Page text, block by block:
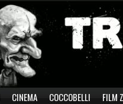
CINEMA COCCOBELLI FILM